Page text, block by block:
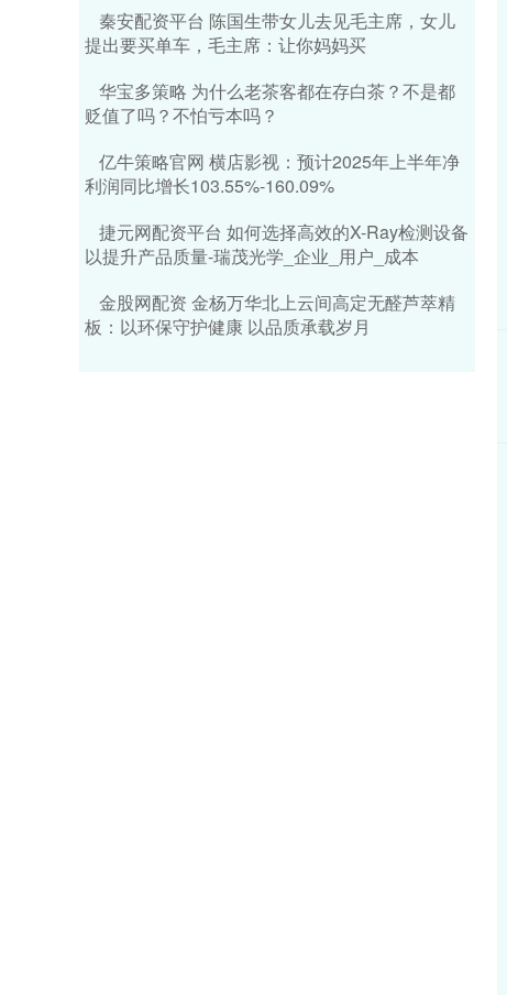
秦安配资平台 陈国生带女儿去见毛主席，女儿
提出要买单车，毛主席：让你妈妈买
华宝多策略 为什么老茶客都在存白茶？不是都
贬值了吗？不怕亏本吗？
亿牛策略官网 横店影视：预计2025年上半年净
利润同比增长103.55%-160.09%
捷元网配资平台 如何选择高效的X-Ray检测设备
以提升产品质量-瑞茂光学_企业_用户_成本
金股网配资 金杨万华北上云间高定无醛芦萃精
板：以环保守护健康 以品质承载岁月